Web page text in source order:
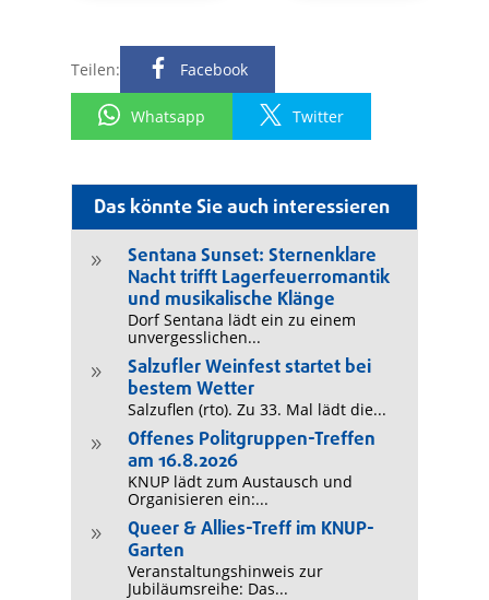
Das könnte Sie auch interessieren
9
Sentana Sunset: Sternenklare
Nacht trifft Lagerfeuerromantik
und musikalische Klänge
Dorf Sentana lädt ein zu einem
unvergesslichen...
9
Salzufler Weinfest startet bei
bestem Wetter
Salzuflen (rto). Zu 33. Mal lädt die...
9
Offenes Politgruppen-Treffen
am 16.8.2026
KNUP lädt zum Austausch und
Organisieren ein:...
9
Queer & Allies-Treff im KNUP-
Garten
Veranstaltungshinweis zur
Jubiläumsreihe: Das...
Teilen: Facebook
Whatsapp Twitter